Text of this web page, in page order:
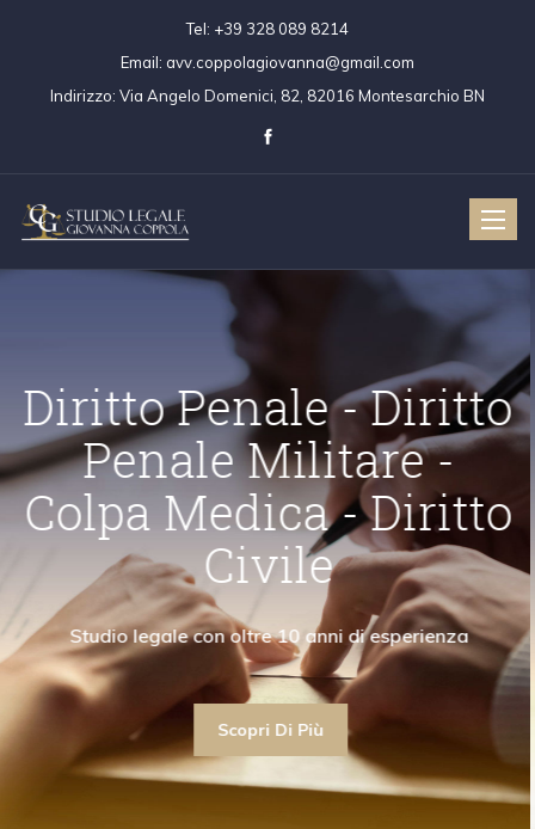
Tel: +39 328 089 8214
Email: avv.coppolagiovanna@gmail.com
Indirizzo: Via Angelo Domenici, 82, 82016 Montesarchio BN
Toggle
Civile
"Collaboro con avvocati civilisti garantendo la
assistenza anche nell'ambito del diritto civile"
Scopri Di Più
Diritto Penale -
Penale Militare
Colpa Medica -
Civile
Studio legale con oltre 10
Diritto Penale
"La mia attività di avvocato ruota attorno ai
contenziosi e alle consulenze in diritto penale"
Scopri Di Più
Colpa MedicaDiritto Penale
Scopri Di Più
"Collaboro con
massima
Scopri Di Più